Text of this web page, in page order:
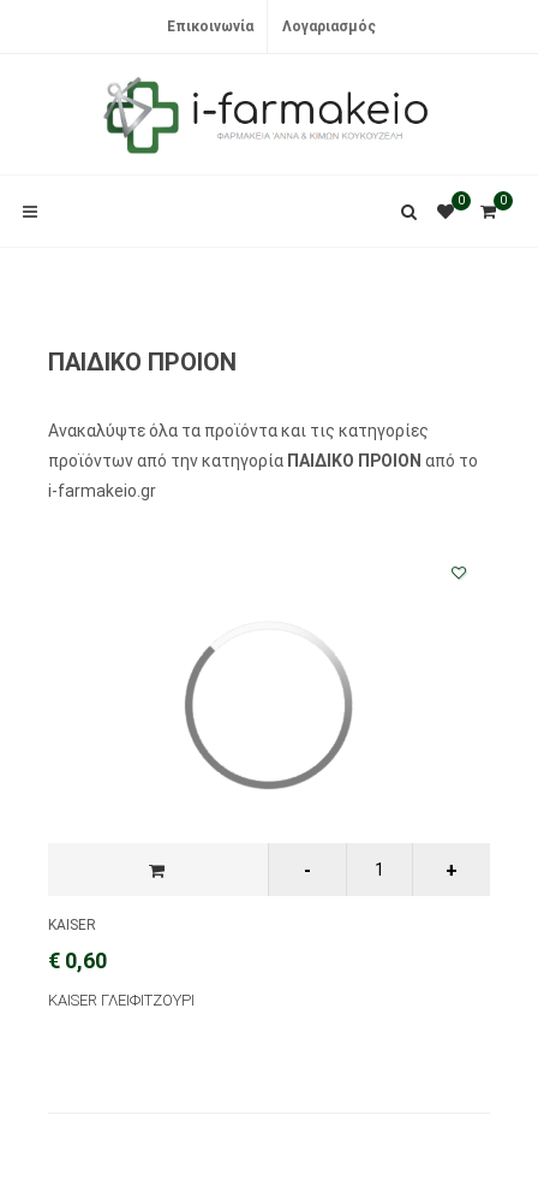
Επικοινωνία Λογαριασμός
0
0
ΠΑΙΔΙΚΟ ΠΡΟΙΟΝ
Ανακαλύψτε όλα τα προϊόντα και τις κατηγορίες
προϊόντων από την κατηγορία ΠΑΙΔΙΚΟ ΠΡΟΙΟΝ από το
i-farmakeio.gr
KAISER
€ 0,60
KAISER ΓΛΕΙΦΙΤΖΟΥΡΙ